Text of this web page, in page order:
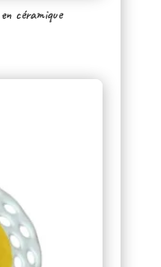
céramique